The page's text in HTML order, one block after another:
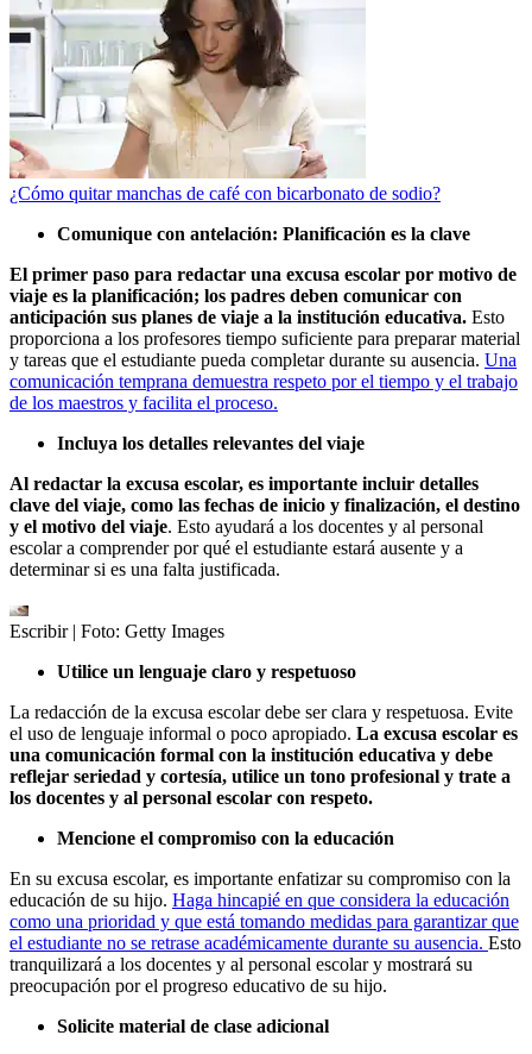
¿Cómo quitar manchas de café con bicarbonato de sodio?
Comunique con antelación: Planificación es la clave
El primer paso para redactar una excusa escolar por motivo de
viaje es la planificación; los padres deben comunicar con
anticipación sus planes de viaje a la institución educativa. Esto
proporciona a los profesores tiempo suficiente para preparar material
y tareas que el estudiante pueda completar durante su ausencia. Una
comunicación temprana demuestra respeto por el tiempo y el trabajo
de los maestros y facilita el proceso.
Incluya los detalles relevantes del viaje
Al redactar la excusa escolar, es importante incluir detalles
clave del viaje, como las fechas de inicio y finalización, el destino
y el motivo del viaje. Esto ayudará a los docentes y al personal
escolar a comprender por qué el estudiante estará ausente y a
determinar si es una falta justificada.
Escribir | Foto: Getty Images
Utilice un lenguaje claro y respetuoso
La redacción de la excusa escolar debe ser clara y respetuosa. Evite
el uso de lenguaje informal o poco apropiado. La excusa escolar es
una comunicación formal con la institución educativa y debe
reflejar seriedad y cortesía, utilice un tono profesional y trate a
los docentes y al personal escolar con respeto.
Mencione el compromiso con la educación
En su excusa escolar, es importante enfatizar su compromiso con la
educación de su hijo. Haga hincapié en que considera la educación
como una prioridad y que está tomando medidas para garantizar que
el estudiante no se retrase académicamente durante su ausencia. Esto
tranquilizará a los docentes y al personal escolar y mostrará su
preocupación por el progreso educativo de su hijo.
Solicite material de clase adicional